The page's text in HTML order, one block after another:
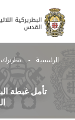
الرئيسية
تأمل غبطة